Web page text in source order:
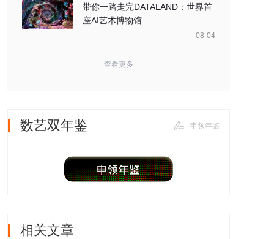
带你一路走完DATALAND：世界首
座AI艺术博物馆
08-04
查看更多
数艺双年鉴 申领年鉴
相关文章